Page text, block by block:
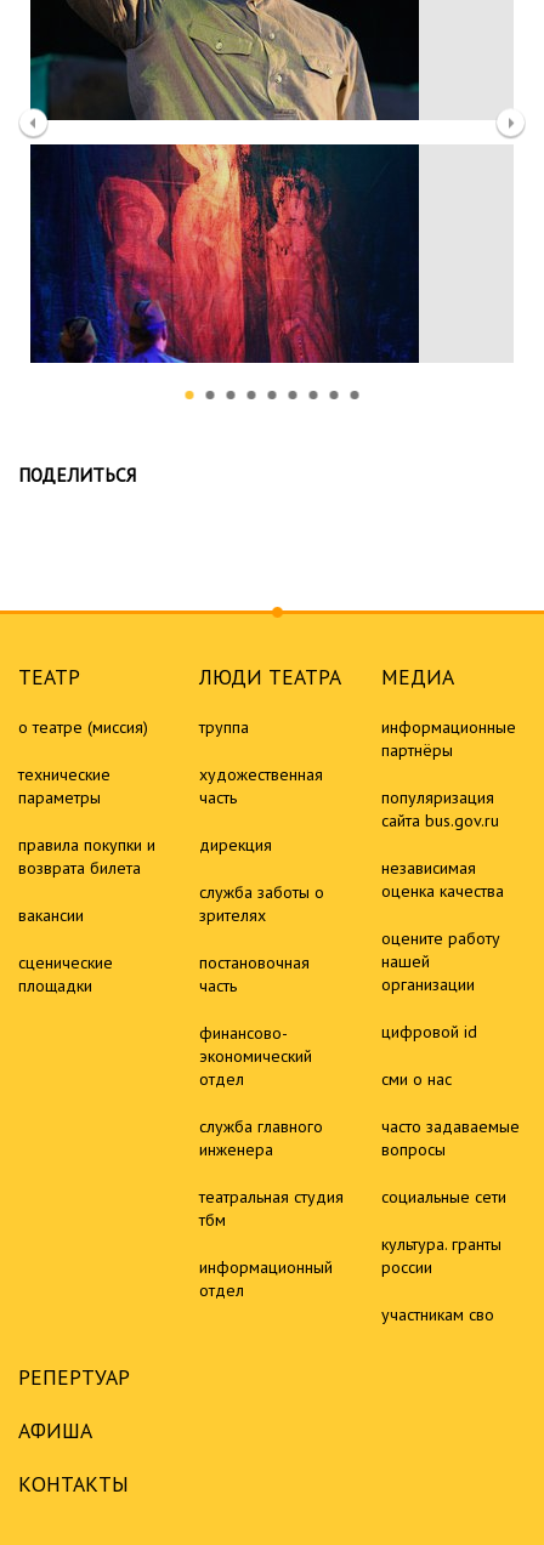
ПОДЕЛИТЬСЯ
ТЕАТР
о театре (миссия)
технические
параметры
правила покупки и
возврата билета
вакансии
сценические
площадки
ЛЮДИ ТЕАТРА
труппа
художественная
часть
дирекция
служба заботы о
зрителях
постановочная
часть
финансово-
экономический
отдел
служба главного
инженера
театральная студия
тбм
информационный
отдел
МЕДИА
информационные
партнёры
популяризация
сайта bus.gov.ru
независимая
оценка качества
оцените работу
нашей
организации
цифровой id
сми о нас
часто задаваемые
вопросы
социальные сети
культура. гранты
россии
участникам сво
РЕПЕРТУАР
АФИША
КОНТАКТЫ